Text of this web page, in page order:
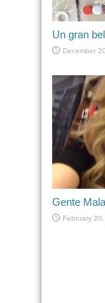
Un gran
December
Gente
February